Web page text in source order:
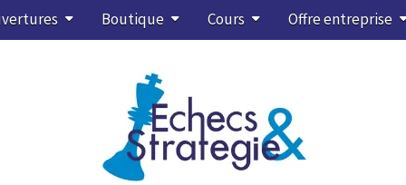
Boutique Cours Offre entreprise